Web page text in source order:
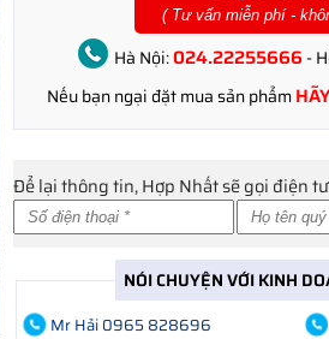
( Tư vấn miễn phí -
Hà Nội:024.22255666 -
Nếu bạn ngại đặt mua sản phẩm
Để lại thông tin, Hợp Nhất sẽ gọi điện
NÓI CHUYỆN VỚI KINH
Mr Hải 0965 828696